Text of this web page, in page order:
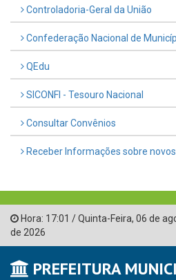
Controladoria-Geral da União
Confederação Nacional de
QEdu
SICONFI - Tesouro Nacional
Consultar Convênios
Receber Informações sobre
Hora: 17:01 /Quinta-Feira, 06 de
de 2026
PREFEITURA